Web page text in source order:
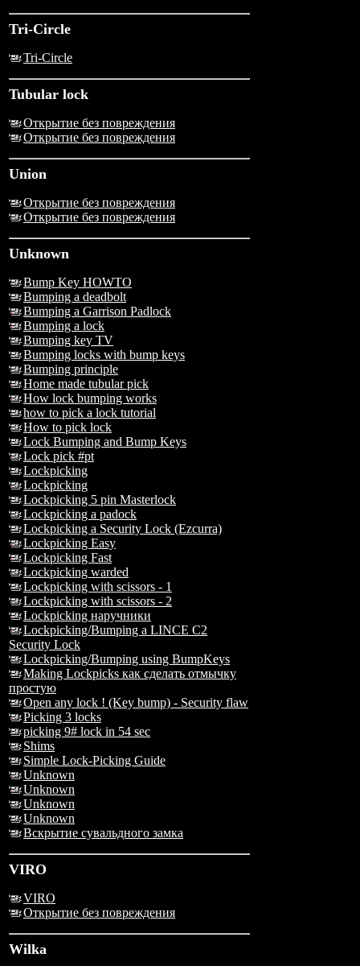
Tri-Circle
Tri-Circle
Tubular lock
Открытие без повреждения
Открытие без повреждения
Union
Открытие без повреждения
Открытие без повреждения
Unknown
Bump Key HOWTO
Bumping a deadbolt
Bumping a Garrison Padlock
Bumping a lock
Bumping key TV
Bumping locks with bump keys
Bumping principle
Home made tubular pick
How lock bumping works
how to pick a lock tutorial
How to pick lock
Lock Bumping and Bump Keys
Lock pick #pt
Lockpicking
Lockpicking
Lockpicking 5 pin Masterlock
Lockpicking a padock
Lockpicking a Security Lock (Ezcurra)
Lockpicking Easy
Lockpicking Fast
Lockpicking warded
Lockpicking with scissors - 1
Lockpicking with scissors - 2
Lockpicking наручники
Lockpicking/Bumping a LINCE C2
Security Lock
Lockpicking/Bumping using BumpKeys
Making Lockpicks как сделать отмычку
простую
Open any lock ! (Key bump) - Security flaw
Picking 3 locks
picking 9# lock in 54 sec
Shims
Simple Lock-Picking Guide
Unknown
Unknown
Unknown
Unknown
Вскрытие сувальдного замка
VIRO
VIRO
Открытие без повреждения
Wilka